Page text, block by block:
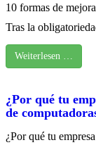
10 formas de
Tras la
Weiterlesen …
¿Por qué tu
de
¿Por qué tu